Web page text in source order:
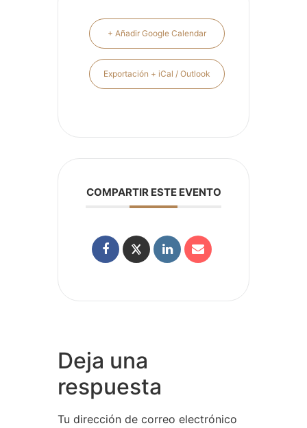
+ Añadir Google Calendar
Exportación + iCal / Outlook
COMPARTIR ESTE EVENTO
Deja una
respuesta
Tu dirección de correo electrónico